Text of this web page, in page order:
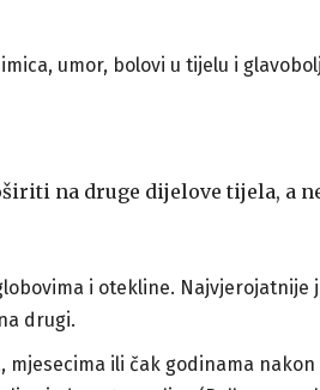
umor, bolovi u tijelu i
na druge dijelove tijela, a
i otekline. Najvjerojatnije
drugi.
mjesecima ili čak godinama